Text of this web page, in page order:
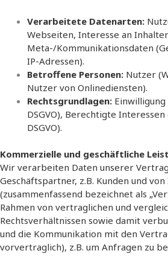
Verarbeitete Datenarten:
Webseiten, Interesse an
Meta-/Kommunikationsdaten
IP-Adressen).
Betroffene Personen: Nutzer
Nutzer von Onlinediensten).
Rechtsgrundlagen: Einwilligung
DSGVO), Berechtigte Interessen
DSGVO).
Kommerzielle und geschäftliche
Wir verarbeiten Daten unserer
Geschäftspartner, z.B. Kunden und
(zusammenfassend bezeichnet als
Rahmen von vertraglichen und
Rechtsverhältnissen sowie damit
und die Kommunikation mit den
vorvertraglich), z.B. um Anfragen zu